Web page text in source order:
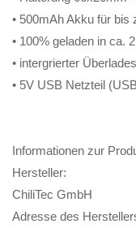
• 500mAh Akku für bis
• 100% geladen in ca.
• intergrierter
• 5V USB Netzteil
Informationen zur
Hersteller:
ChiliTec GmbH
Adresse des